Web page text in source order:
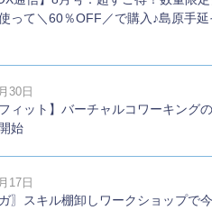
って＼60％OFF／で購入♪島原手延
30日
フィット】バーチャルコワーキングの
始
17日
〗スキル棚卸しワークショップで今